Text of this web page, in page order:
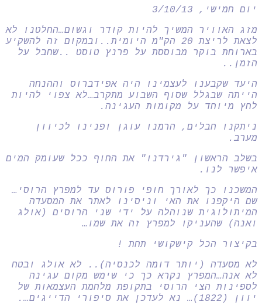
יום חמישי, 3/10/13
מזג האוויר המשיך להיות קודר וגשום…החלטנו לא
לצאת לריצת 20 הק"מ היומית..ובמקום זה להשקיע
בארוחת בוקר מבוססת על פרנץ טוסט ..שחבל על
הזמן..
היעד שקבענו לעצמינו היה אפידברוס וההנחה
הייתה שבגלל שסוף השבוע מתקרב…לא צפוי להיות
לחץ מיוחד על מקומות העגינה.
ניתקנו חבלים, הרמנו עוגן ופנינו לכיוון
מערב.
בשלב הראשון "גירדנו" את החוף ככל שעומק המים
איפשר לנו.
המשכנו כך לאורך חופי פורוס עד למפרץ הרוסי…
שם היקפנו את האי וניסינו לאתר את המסעדה
המיתולוגית שנוהלה על ידי שני הרוסים (אולג
ואנה) שהעניקו למפרץ זה את שמו…
בקיצור הכל קישקושי תחת !
לא מסעדה (יותר דומה לכנסיה).. לא אולג ובטח
לא אנה…המפרץ נקרא כך כי שימש מקום עגינה
לספינות הצי הרוסי בתקופת מלחמת העצמאות של
יוון (1822)… נא לעדכן את סיפורי הדייגים….